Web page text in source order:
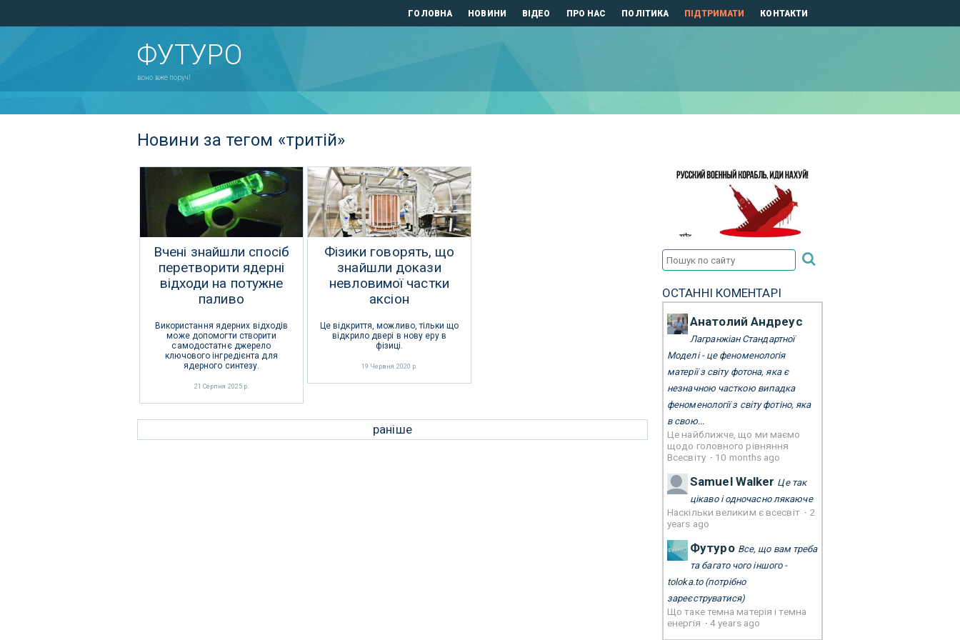
ГОЛОВНА НОВИНИ ВІДЕО ПРО НАС ПОЛІТИКА ПІДТРИМАТИ КОНТАКТИ
ФУТУРО
воно вже поруч!
Новини за тегом «тритій»
Вчені знайшли спосіб
перетворити ядерні
відходи на потужне
паливо
Використання ядерних відходів
може допомогти створити
самодостатнє джерело
ключового інгредієнта для
ядерного синтезу.
21 Серпня 2025 р.
Фізики говорять, що
знайшли докази
невловимої частки
аксіон
Це відкриття, можливо, тільки що
відкрило двері в нову еру в
фізиці.
19 Червня 2020 р.
раніше
ОСТАННІ КОМЕНТАРІ
Анатолий Андреус
Лагранжіан Стандартної
Моделі - це феноменологія
матерії з світу фотона, яка є
незначною часткою випадка
феноменології з світу фотіно, яка
в свою...
Це найближче, що ми маємо
щодо головного рівняння
Всесвіту · 10 months ago
Samuel Walker Це так
цікаво і одночасно лякаюче
Наскільки великим є всесвіт · 2
years ago
Футуро Все, що вам треба
та багато чого іншого -
toloka.to(потрібно
зареєструватися)
Що таке темна матерія і темна
енергія ·4 years ago